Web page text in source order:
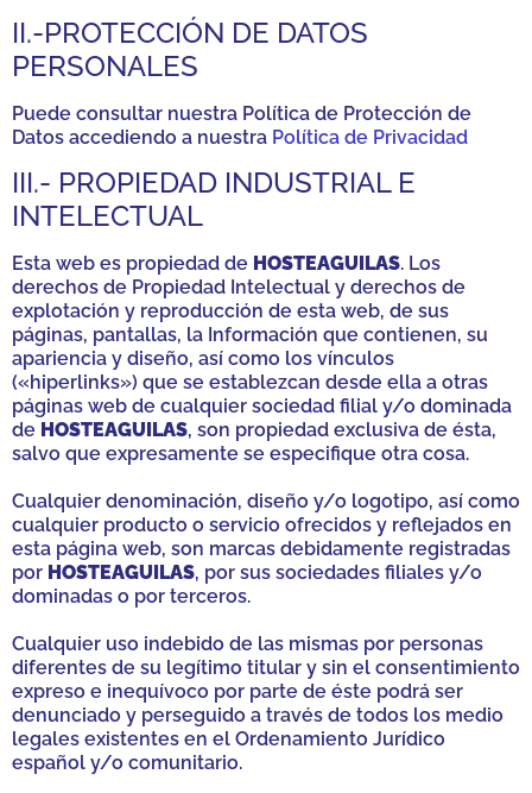
II.-PROTECCIÓN DE DATOS
PERSONALES
Puede consultar nuestra Política de Protección de
Datos accediendo a nuestra Política de Privacidad
III.- PROPIEDAD INDUSTRIAL E
INTELECTUAL
Esta web es propiedad de HOSTEAGUILAS. Los
derechos de Propiedad Intelectual y derechos de
explotación y reproducción de esta web, de sus
páginas, pantallas, la Información que contienen, su
apariencia y diseño, así como los vínculos
(«hiperlinks») que se establezcan desde ella a otras
páginas web de cualquier sociedad filial y/o dominada
de HOSTEAGUILAS, son propiedad exclusiva de ésta,
salvo que expresamente se especifique otra cosa.
Cualquier denominación, diseño y/o logotipo, así como
cualquier producto o servicio ofrecidos y reflejados en
esta página web, son marcas debidamente registradas
por HOSTEAGUILAS, por sus sociedades filiales y/o
dominadas o por terceros.
Cualquier uso indebido de las mismas por personas
diferentes de su legítimo titular y sin el consentimiento
expreso e inequívoco por parte de éste podrá ser
denunciado y perseguido a través de todos los medio
legales existentes en el Ordenamiento Jurídico
español y/o comunitario.